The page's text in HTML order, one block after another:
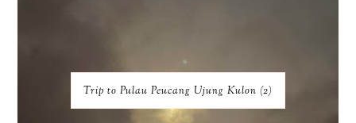
Trip to Pulau Peucang Ujung Kulon (2)